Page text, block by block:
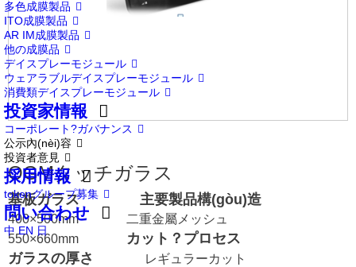
多色成膜製品
ITO成膜製品
AR IM成膜製品
他の成膜品
デイスプレーモジュール
ウェアラブルデイスプレーモジュール
消費類デイスプレーモジュール
投資家情報
コーポレート?ガバナンス
公示內(nèi)容
投資者意見
採用情報
tokenグループ募集
問い合わせ
中 EN 日
OGMタッチガラス
基板ガラス 主要製品構(gòu)造
400×500mm二重金屬メッシュ
550×660mm
カット？プロセス
ガラスの厚さ
レギュラーカット